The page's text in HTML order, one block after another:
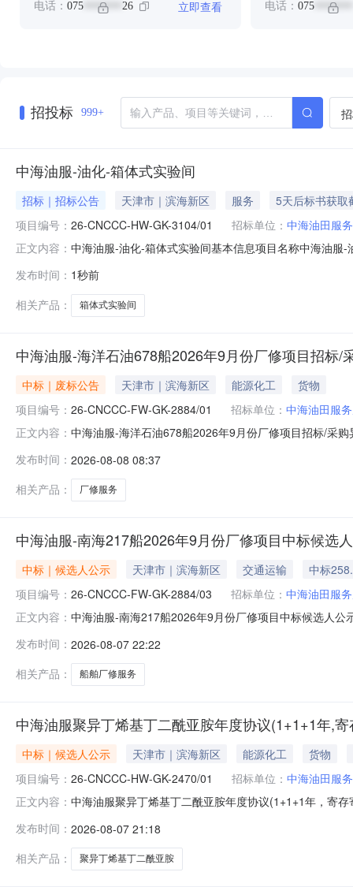
电话： 075 ******* 26 立即查看 电话： 075*******
招投标 999+
中海油服-油化-箱体式实验间
招标｜招标公告 天津市｜滨海新区 服务
5天后标书获取
项目编号： 26-CNCCC-HW-GK-3104/01 招标单位： 中海油田服
正文内容： 中海油服-油化-箱体式实验间基本信息项目名称中海油服
式提交，否则将不予受理。招标人无正当理由不在规定
公司采办业务管理与交易系统,中国招投标
发布时间： 1秒前
相关产品：
箱体式实验间
中海油服-海洋石油678船2026年9月份厂修项目招标/
中标｜废标公告 天津市｜滨海新区 能源化工
货物
项目编号： 26-CNCCC-FW-GK-2884/01 招标单位： 中海油田服
正文内容： 中海油服-海洋石油678船2026年9月份厂修项目招标/采
标委员会评议，本次招标仅2家投标人无价格标评议合格
发布时间： 2026-08-08 08:37
相关产品：
厂修服务
中海油服-南海217船2026年9月份厂修项目中标候选
中标｜候选人公示 天津市｜滨海新区 交通运输
中标
项目编号： 26-CNCCC-FW-GK-2884/03 招标单位： 中海油田服
正文内容： 中海油服-南海217船2026年9月份厂修项目中标候选人
有限责任公司天津分公司中标候选人排序中标候选人名
发布时间： 2026-08-07 22:22
相关产品：
船舶厂修服务
中海油服聚异丁烯基丁二酰亚胺年度协议(1+1+1年,
中标｜候选人公示 天津市｜滨海新区 能源化工
货物
项目编号： 26-CNCCC-HW-GK-2470/01 招标单位： 中海油田服
正文内容： 中海油服聚异丁烯基丁二酰亚胺年度协议(1+1+1年，寄
招标代理机构：中化建国际招标有限责任公司中标候选
发布时间： 2026-08-07 21:18
相关产品：
聚异丁烯基丁二酰亚胺